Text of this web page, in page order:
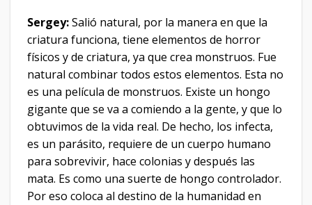
Sergey:Salió natural, por la manera en que la
criatura funciona, tiene elementos de horror
físicos y de criatura, ya que crea monstruos. Fue
natural combinar todos estos elementos. Esta no
es una película de monstruos. Existe un hongo
gigante que se va a comiendo a la gente, y que lo
obtuvimos de la vida real. De hecho, los infecta,
es un parásito, requiere de un cuerpo humano
para sobrevivir, hace colonias y después las
mata. Es como una suerte de hongo controlador.
Por eso coloca al destino de la humanidad en